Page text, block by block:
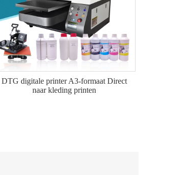
DTG digitale printer A3-formaat Direct
naar kleding printen